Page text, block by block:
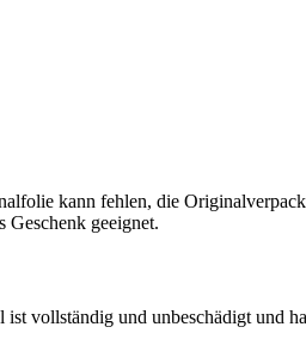
kann fehlen, die
geeignet.
vollständig und unbeschädigt und